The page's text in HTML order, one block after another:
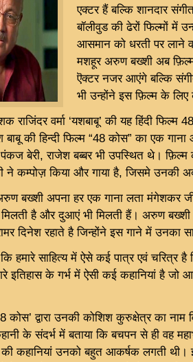
एक्टर हैं बल्कि शानदार
बॉलीवुड की ढेरों फिल्मों में
आसमान को धरती पर लाने
मशहूर अरुण बख्शी अब
ऎक्टर नजर आएंगे बल्कि
भी उन्होंने इस फ़िल्म के लिए
राजिंदर वर्मा ‘यशबाबू’ की यह हिंदी
बाबू की हिन्दी फिल्म “48 कोस” का एक
बेरी, राजेश बब्बर भी उपस्थित थे। फ़िल्म
ने कम्पोज़ किया और गाया है, जिसमे उनकी
बख्शी अपना हर एक गाना लता मंगेशकर
मिलती है और दुआएं भी मिलती हैं। अरुण बख्शी
दिनेश रहाते है जिन्होंने इस गाने में उनका
हमारे साहित्य में ऐसे कई पात्र एवं चरित्र है
इतिहास के गर्भ में ऐसी कई कहानियां है
कोस’ द्वारा उनकी कोशिश कुरुक्षेत्र का
के संदर्भ में बताया कि बचपन से ही वह
की कहानियां उनको बहुत आकर्षक लगती थी।